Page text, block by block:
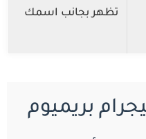
تظهر بجانب اسمك
بريميوم